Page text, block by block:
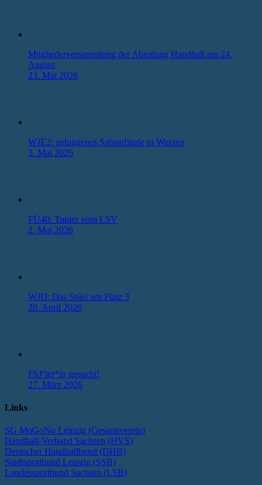
Mitgliederversammlung der Abteilung Handball am 24.
August
23. Mai 2026
WJE2: gelungenes Saisonfinale in Wurzen
3. Mai 2026
FÜ40: Tunier vom LSV
2. Mai 2026
WJD: Das Spiel um Platz 3
20. April 2026
FSJ’ler*in gesucht!
27. März 2026
Links
SG MoGoNo Leipzig (Gesamtverein)
Handball-Verband Sachsen (HVS)
Deutscher Handballbund (DHB)
Stadtsportbund Leipzig (SSB)
Landessportbund Sachsen (LSB)